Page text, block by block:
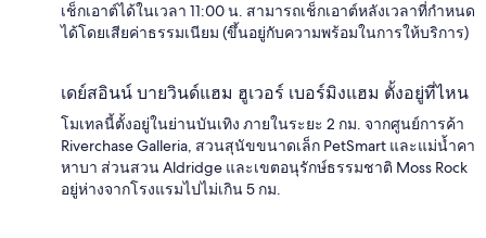
เช็กเอาต์ได้ในเวลา 11:00 น. สามารถเช็กเอาต์หลังเวลาที่กำหนด
ได้โดยเสียค่าธรรมเนียม (ขึ้นอยู่กับความพร้อมในการให้บริการ)
เดย์สอินน์ บายวินด์แฮม ฮูเวอร์ เบอร์มิงแฮม ตั้งอยู่ที่ไหน
โมเทลนี้ตั้งอยู่ในย่านบันเทิง ภายในระยะ 2 กม. จากศูนย์การค้า
Riverchase Galleria, สวนสุนัขขนาดเล็ก PetSmart และแม่น้ำคา
หาบา ส่วนสวน Aldridge และเขตอนุรักษ์ธรรมชาติ Moss Rock
อยู่ห่างจากโรงแรมไปไม่เกิน 5 กม.